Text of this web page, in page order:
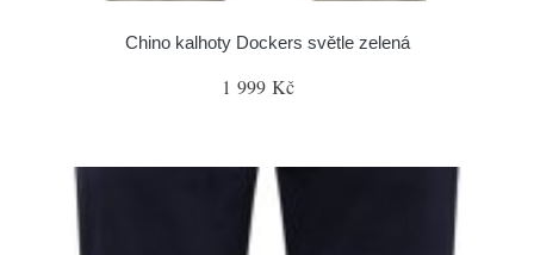
Chino kalhoty Dockers světle zelená
1 999 Kč